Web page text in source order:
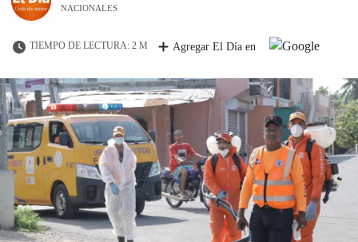
NACIONALES
TIEMPO DE LECTURA: 2 M Agregar El Día en